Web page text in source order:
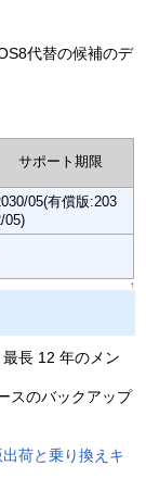
代替の候補のデ
サポート期限
05(有償版:203
05)
↑
最長 12 年のメン
スのバックアップ
荷と乗り換えキ